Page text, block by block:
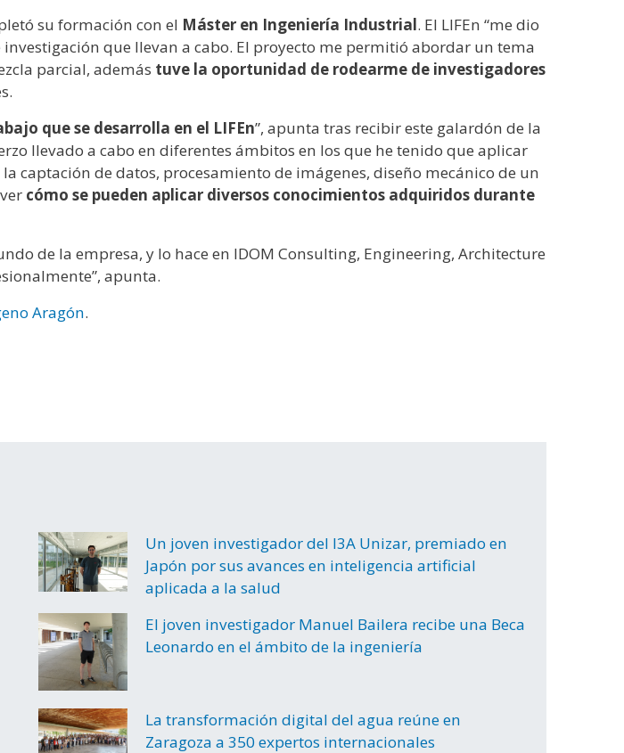
su formación con el Máster en Ingeniería Industrial. El LIFEn “me dio
que llevan a cabo. El proyecto me permitió abordar un tema
parcial, además tuve la oportunidad de rodearme de investigadores
que se desarrolla en el LIFEn”, apunta tras recibir este galardón de la
llevado a cabo en diferentes ámbitos en los que he tenido que aplicar
captación de datos, procesamiento de imágenes, diseño mecánico de un
cómo se pueden aplicar diversos conocimientos adquiridos durante
de la empresa, y lo hace en IDOM Consulting, Engineering, Architecture
apunta.
Aragón.
Un joven investigador del I3A Unizar, premiado en
Japón por sus avances en inteligencia artificial
aplicada a la salud
El joven investigador Manuel Bailera recibe una Beca
Leonardo en el ámbito de la ingeniería
La transformación digital del agua reúne en
Zaragoza a 350 expertos internacionales